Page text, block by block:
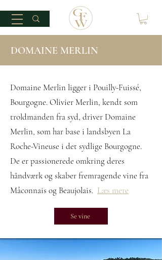
DOMAINE MERLIN
Domaine Merlin ligger i Pouilly-Fuissé,
Bourgogne. Olivier Merlin, kendt som
troldmanden fra syd, driver Domaine
Merlin, som har base i landsbyen La
Roche-Vineuse i det sydlige Bourgogne.
De er passionerede omkring deres
håndværk og skaber fremragende vine fra
Mâconnais og Beaujolais. Læs mere
Se vine